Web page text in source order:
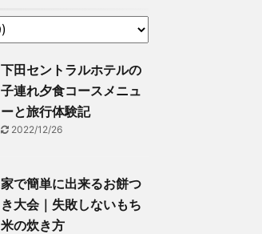
下田セントラルホテルの
子連れ夕食コースメニュ
ーと旅行体験記
2022/12/26
家で簡単に出来るお餅つ
き大会｜失敗しないもち
米の炊き方